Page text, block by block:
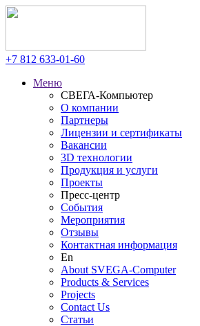
+7 812 633-01-60
Меню
СВЕГА-Компьютер
О компании
Партнеры
Лицензии и сертификаты
Вакансии
3D технологии
Продукция и услуги
Проекты
Пресс-центр
События
Мероприятия
Отзывы
Контактная информация
En
About SVEGA-Computer
Products & Services
Projects
Contact Us
Статьи